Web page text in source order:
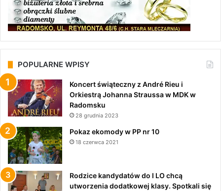
POPULARNE WPISY
Koncert świąteczny z André Rieu i
Orkiestrą Johanna Straussa w MDK w
Radomsku
28 grudnia 2023
Pokaz ekomody w PP nr 10
18 czerwca 2021
Rodzice kandydatów do I LO chcą
utworzenia dodatkowej klasy. Spotkali się